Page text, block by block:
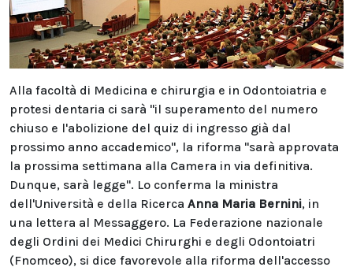
Alla facoltà di Medicina e chirurgia e in Odontoiatria e
protesi dentaria ci sarà "il superamento del numero
chiuso e l'abolizione del quiz di ingresso già dal
prossimo anno accademico", la riforma "sarà approvata
la prossima settimana alla Camera in via definitiva.
Dunque, sarà legge". Lo conferma la ministra
dell'Università e della Ricerca Anna Maria Bernini, in
una lettera al Messaggero. La Federazione nazionale
degli Ordini dei Medici Chirurghi e degli Odontoiatri
(Fnomceo), si dice favorevole alla riforma dell'accesso